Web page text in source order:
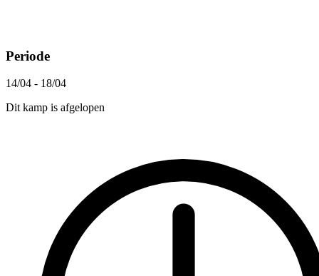
Periode
14/04 - 18/04
Dit kamp is afgelopen